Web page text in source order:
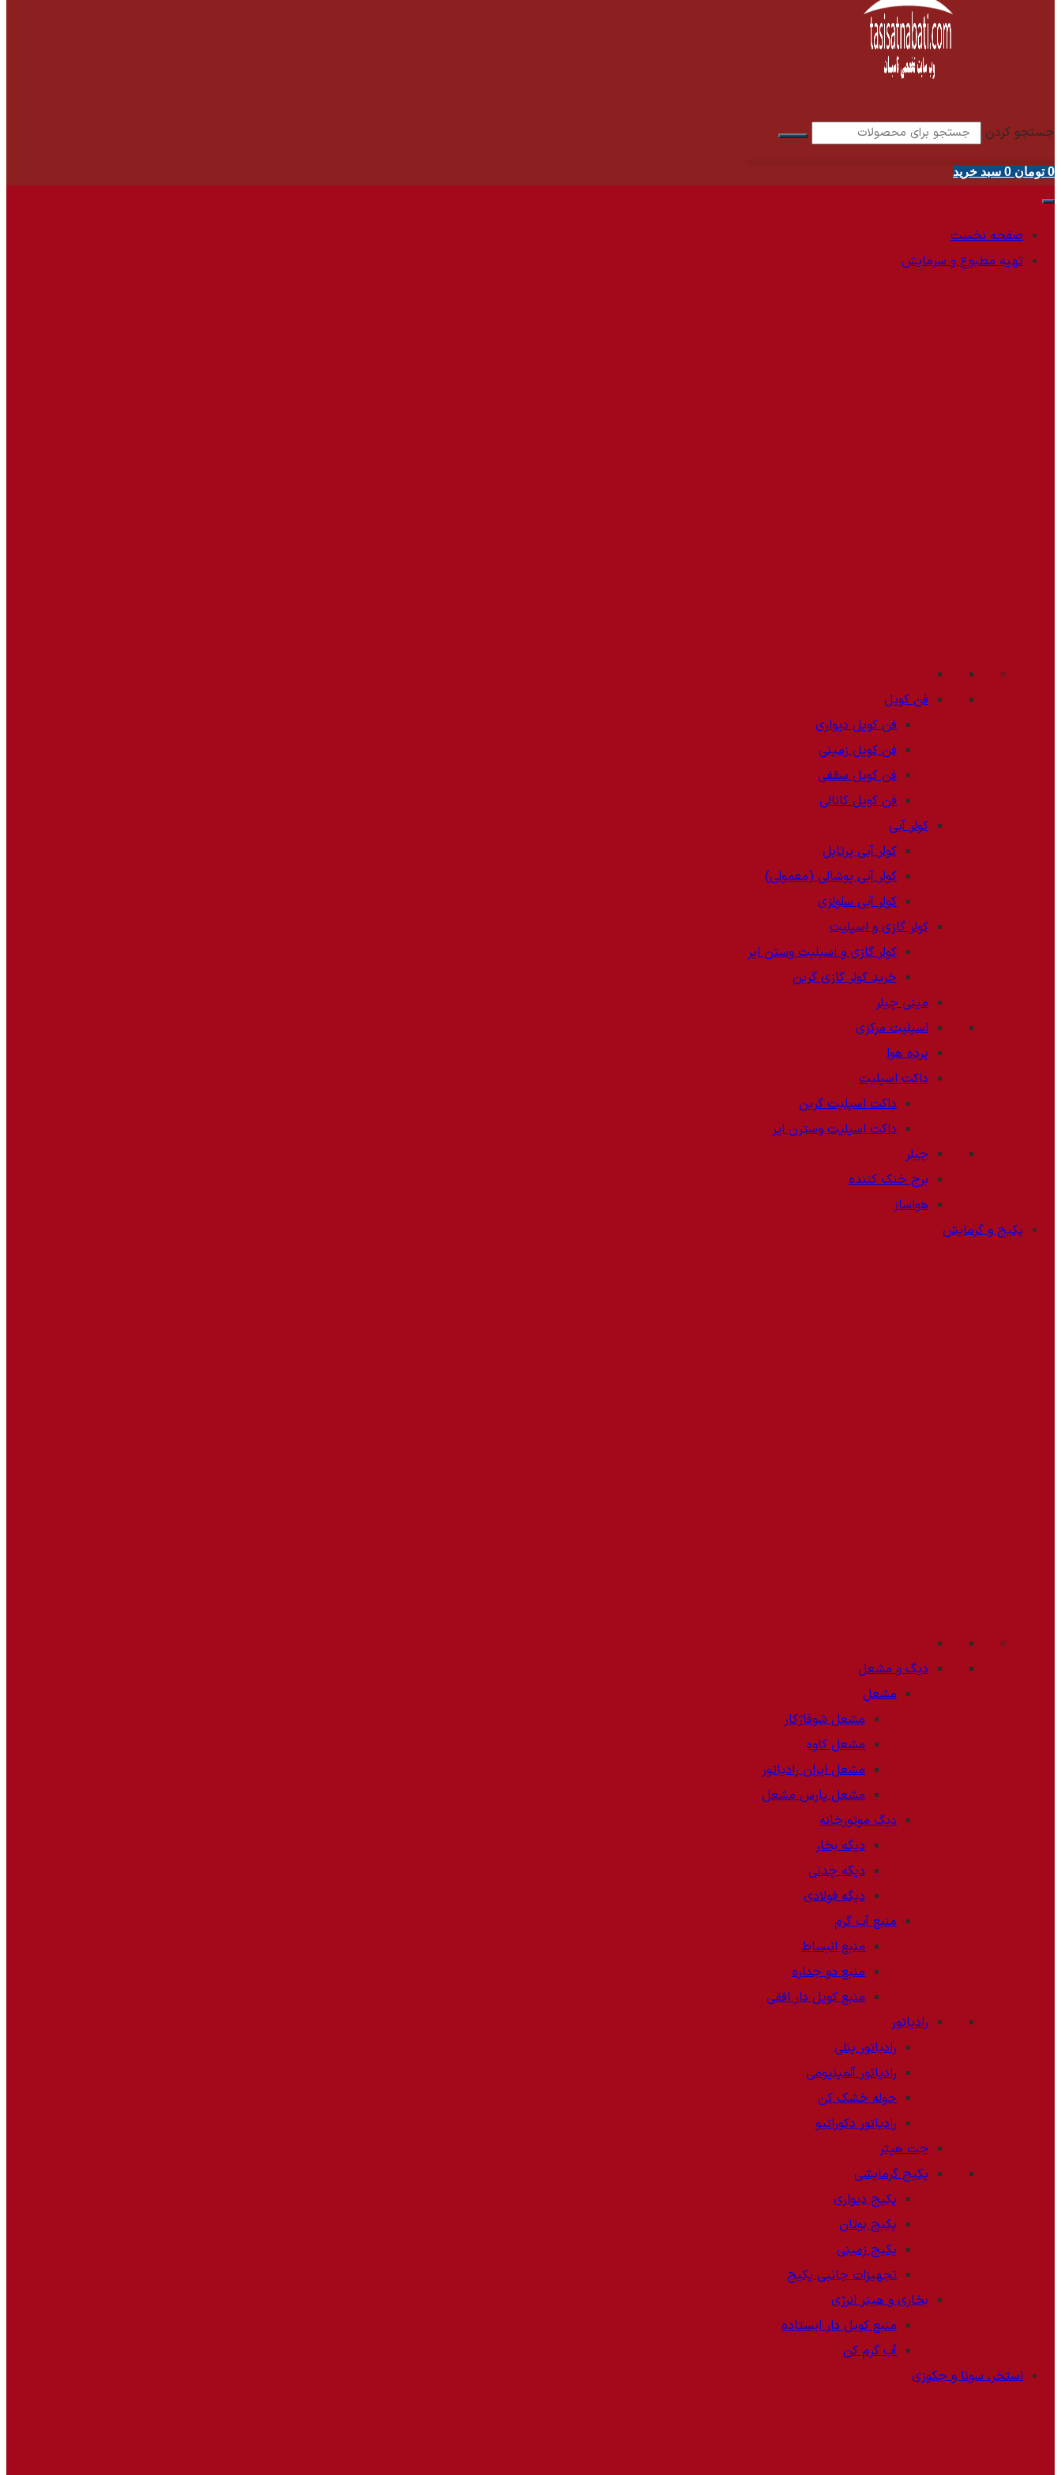
جستجو کردن
0 تومان 0 سبد خرید
صفحه نخست
تهیه مطبوع و سرمایش
فن کویل
فن کویل دیواری
فن کویل زمینی
فن کویل سقفی
فن کویل کانالی
کولر آبی
کولر آبی پرتابل
کولر آبی پوشالی (معمولی)
کولر آبی سلولزی
کولر گازی و اسپلیت
کولر گازی و اسپلیت وستن ایر
خرید کولر گازی گرین
مینی چیلر
اسپلیت مرکزی
پرده هوا
داکت اسپلیت
داکت اسپلیت گرین
داکت اسپلیت وسترن ایر
چیلر
برج خنک کننده
هواساز
پکیج و گرمایش
دیگ و مشعل
مشعل
مشعل شوفاژکار
مشعل کاوه
مشعل ایران رادیاتور
مشعل پارس مشعل
دیگ موتورخانه
دیگه بخار
دیگه چدنی
دیگه فولادی
منبع آب گرم
منبع انبساط
منبع دو جداره
منبع کویل دار افقی
رادیاتور
رادیاتور پنلی
رادیاتور آلمینیومی
حوله خشک کن
رادیاتور دکوراتیو
جت هیتر
پکیج گرمایشی
پکیج دیواری
پکیج بوتان
پکیج زمینی
تجهیزات جانبی پکیج
بخاری و هیتر انرژی
منبع کویل دار ایستاده
آب گرم کن
استخر، سونا و جکوزی